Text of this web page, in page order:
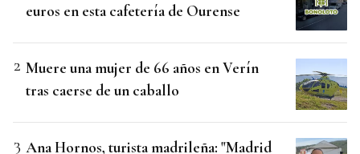
euros en esta cafetería de Ourense
Muere una mujer de 66 años en Verín
tras caerse de un caballo
Ana Hornos, turista madrileña: "Madrid